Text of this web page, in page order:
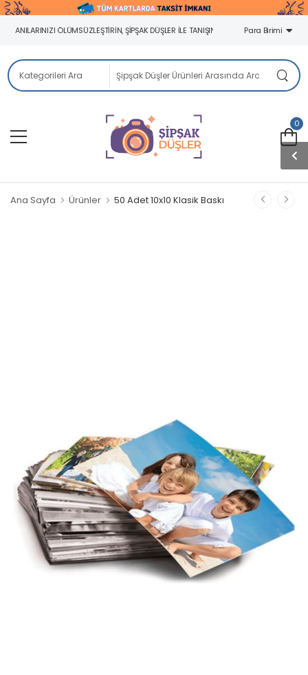
ANILARINIZI ÖLÜMSÜZLEŞTIRIN, ŞIPŞAK DÜŞLER ILE TANIŞIN! Para Birimi
0
Ana Sayfa Ürünler 50 Adet 10x10 Klasik Baskı